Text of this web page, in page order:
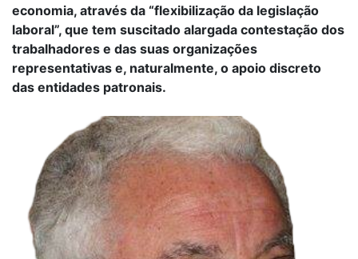
economia, através da “flexibilização da legislação
laboral”, que tem suscitado alargada contestação dos
trabalhadores e das suas organizações
representativas e, naturalmente, o apoio discreto
das entidades patronais.